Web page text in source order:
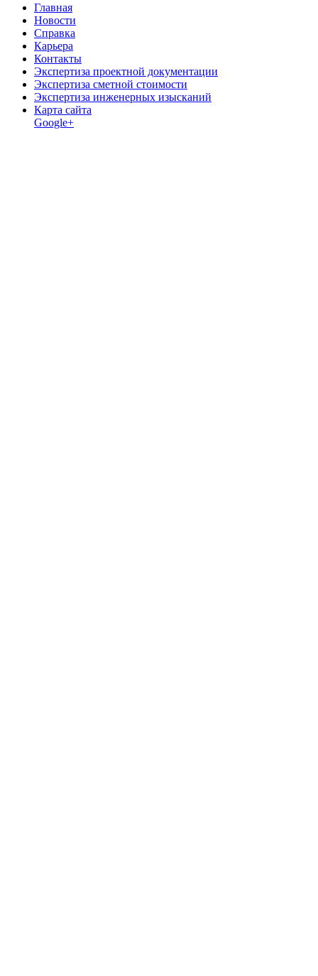
Главная
Новости
Справка
Карьера
Контакты
Экспертиза проектной документации
Экспертиза сметной стоимости
Экспертиза инженерных изысканий
Карта сайта
Google+